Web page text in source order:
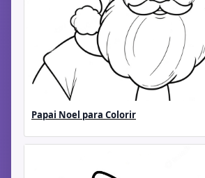
Papai Noel para Colorir